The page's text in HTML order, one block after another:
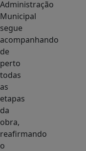
Administração
Municipal
segue
acompanhando
de
perto
todas
as
etapas
da
obra,
reafirmando
o